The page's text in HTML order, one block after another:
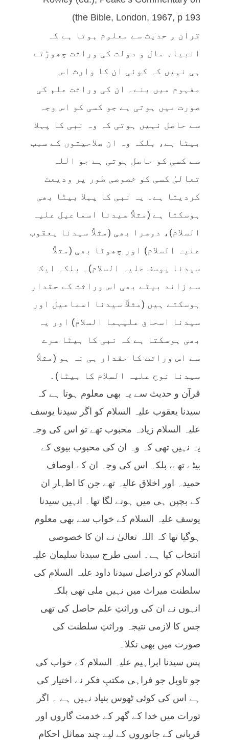
the Bible, London, 1967, p 193)
قرآن و حدیث سے معلوم ہوتا ہے کہ
انبیاء مال و دولت کی وراثت چھوڑتے
ہی نہیں کہ کوئی ان کا وارث اس
مفہوم میں بنے۔ ان کی وراثت علم کی
صورت میں ہوتی ہے جو کسی کو اس وجہ
سے حاصل نہیں ہوتی کہ وہ نبی کا پہلا
بیٹا ہے، بلکہ وہ ان صلاحیتوں کے سبب
سے کسی کو حاصل ہوتی ہے جو اللہ
تعالیٰ کسی کو خصوصی طور پر ودیعت
کردیتا ہے۔ یہ نبی کا پہلا بیٹا بھی
ہوسکتا ہے (مثلاً سیدنا اسماعیل علیہ
السلام)، دوسرا بھی (مثلاً سیدنا یعقوب
علیہ السلام) اور چھوٹا بھی (مثلاً
سیدنا یوسف علیہ السلام)۔ بلکہ ایک
سے زائد بیٹے بھی اس وراثت کے حقدار
ہوسکتے ہیں (مثلاً سیدنا اسماعیل اور
سیدنا اسحاق علیہما السلام) اور یہ
بھی ہوسکتا ہے کہ نبی کا بیٹا سرے
سے اس وراثت کا حقدار ہی نہ ہو (مثلاً
سیدنا نوح علیہ السلام کا بیٹا)۔
قرآن و حدیث سے یہ بھی معلوم ہوتا ہے کہ
سیدنا یعقوب علیہ السلام کو اگر سیدنا یوسف
علیہ السلام زیادہ محبوب تھے تو اس کی وجہ
یہ نہیں تھی کہ وہ ان کی محبوب بیوی کے
بیٹے تھے، بلکہ اس کی وجہ ان کے اوصاف
حمیدہ اور اخلاق عالیہ تھے جن کا اظہار ان
کے بچپن ہی میں ہونے لگا تھا۔ انہیں سیدنا
یوسف علیہ السلام کے خواب سے بھی معلوم
ہوگیا تھا کہ اللہ تعالیٰ نے ان کا خصوصی
انتخاب کیا ہے۔ اسی طرح سیدنا سلیمان علیہ
السلام کو دراصل سیدنا داود علیہ السلام کی
سلطنت میراث میں نہیں ملی تھی بلکہ
انہوں نے ان کی وراثتِ علم حاصل کی تھی
جس کا لازمی نتیجہ وراثتِ سلطنت کی
صورت میں بھی نکلا۔
پس سیدنا ابراہیم علیہ السلام کے خواب کی
جو تاویل جو فراہی مکتبِ فکر نے اختیار کی
ہے اس کی کوئی ٹھوس بنیاد نہیں ہے ۔ اگر
تورات میں خدا کے گھر کے خدمت گاروں اور
قربانی کے جانوروں کے لیے چند مماثل احکام